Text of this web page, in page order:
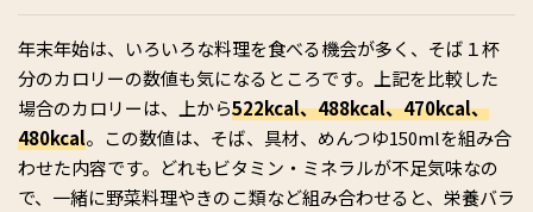
年末年始は、いろいろな料理を食べる機会が多く、そば１杯
分のカロリーの数値も気になるところです。上記を比較した
場合のカロリーは、上から522kcal、488kcal、470kcal、
480kcal。この数値は、そば、具材、めんつゆ150mlを組み合
わせた内容です。どれもビタミン・ミネラルが不足気味なの
で、一緒に野菜料理やきのこ類など組み合わせると、栄養バラ